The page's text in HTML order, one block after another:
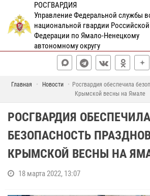
РОСГВАРДИЯ
Управление Федеральной службы
национальной гвардии Российской
Федерации по Ямало-Ненецкому
автономному округу
Главная Новости
Росгвардия обеспечила
Крымской весны на Ямале
РОСГВАРДИЯ ОБЕСПЕЧИЛА
БЕЗОПАСНОСТЬ
КРЫМСКОЙ ВЕСНЫ НА
18 марта 2022, 13:07